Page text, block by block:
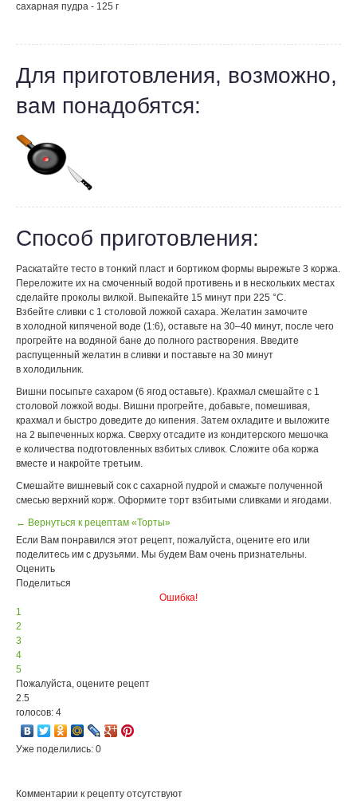
сахарная пудра - 125 г
Для приготовления, возможно,
вам понадобятся:
Способ приготовления:
Раскатайте тесто в тонкий пласт и бортиком формы вырежьте 3 коржа.
Переложите их на смоченный водой противень и в нескольких местах
сделайте проколы вилкой. Выпекайте 15 минут при 225 °С.
Взбейте сливки с 1 столовой ложкой сахара. Желатин замочите
в холодной кипяченой воде (1:6), оставьте на 30–40 минут, после чего
прогрейте на водяной бане до полного растворения. Введите
распущенный желатин в сливки и поставьте на 30 минут
в холодильник.
Вишни посыпьте сахаром (6 ягод оставьте). Крахмал смешайте с 1
столовой ложкой воды. Вишни прогрейте, добавьте, помешивая,
крахмал и быстро доведите до кипения. Затем охладите и выложите
на 2 выпеченных коржа. Сверху отсадите из кондитерского мешочка
e количества подготовленных взбитых сливок. Сложите оба коржа
вместе и накройте третьим.
Смешайте вишневый сок с сахарной пудрой и смажьте полученной
смесью верхний корж. Оформите торт взбитыми сливками и ягодами.
← Вернуться к рецептам «Торты»
Если Вам понравился этот рецепт, пожалуйста, оцените его или
поделитесь им с друзьями. Мы будем Вам очень признательны.
Оценить
Поделиться
Ошибка!
1
2
3
4
5
Пожалуйста, оцените рецепт
2.5
голосов: 4
Уже поделились: 0
Комментарии к рецепту отсутствуют